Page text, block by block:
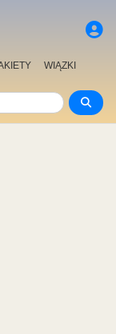
WIĄZKI